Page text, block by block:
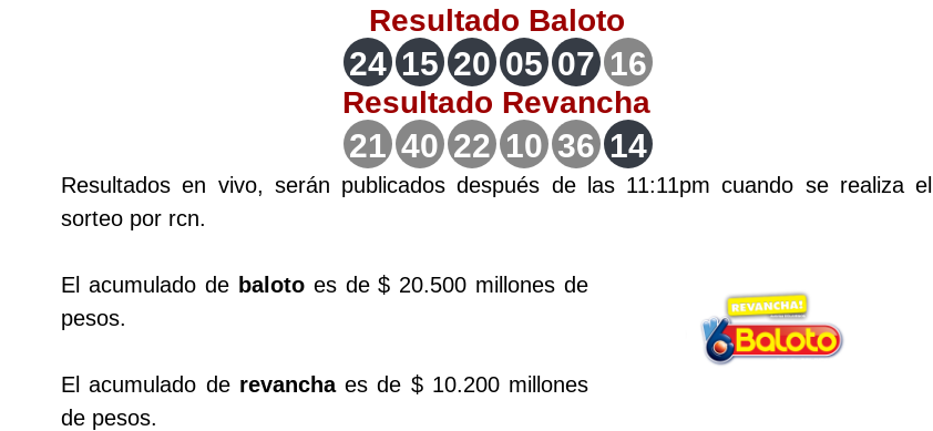
Lotería del Quindio
Lotería de Bogotá
Lotería de Medellín
Resultado Baloto
24 15 20 05 07 16
Resultado Revancha
21 40 22 10 36 14
Resultados en vivo, serán publicados después de las 11:11pm cuando se realiza el
sorteo por rcn.
El acumulado de balotoes de $ 20.500 millones de
pesos.
El acumulado de revanchaes de $ 10.200 millones
de pesos.